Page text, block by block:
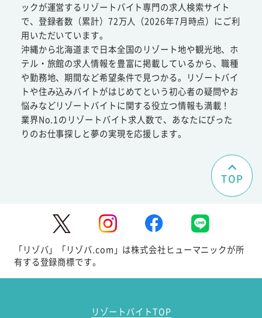
ックが運営するリゾートバイト専門の求人検索サイト
で、登録者数（累計）72万人（2026年7月時点）にご利
用いただいています。
沖縄から北海道まで日本全国のリゾート地や観光地、ホ
テル・旅館の求人情報を豊富に掲載しているから、職種
や勤務地、期間など希望条件で見つかる。リゾートバイ
トや住み込みバイトがはじめてという初心者の疑問やお
悩みなどリゾートバイトに関する役立つ情報も満載！
業界No.1のリゾートバイト求人数で、あなたにぴった
りのお仕事探しと夢の実現を応援します。
TOP
「リゾバ」「リゾバ.com」は株式会社ヒューマニックが所
有する登録商標です。
リゾートバイトTOP